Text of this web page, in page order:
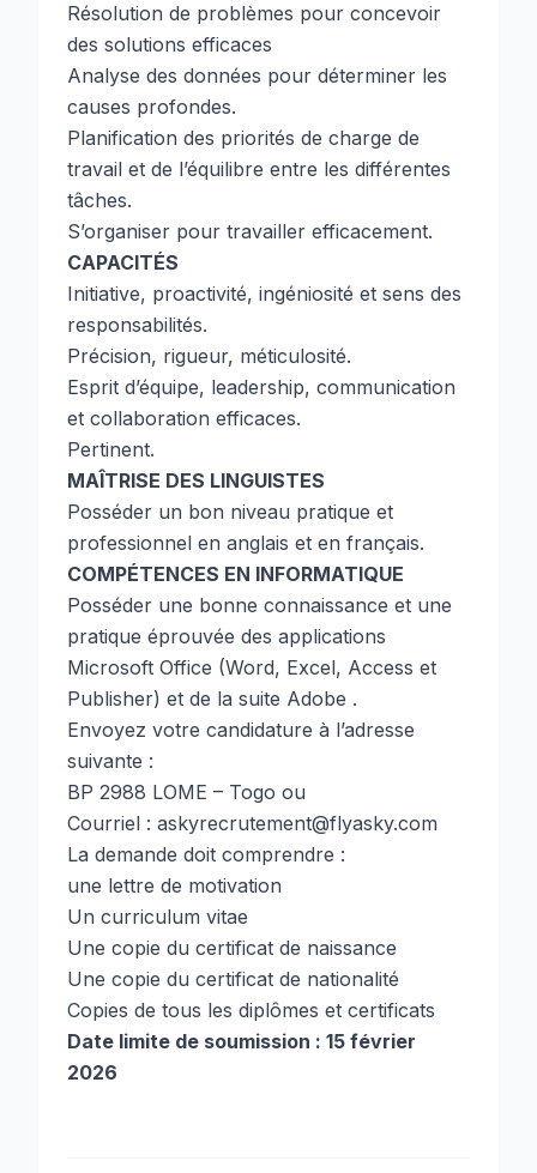
Résolution de problèmes pour concevoir
des solutions efficaces
Analyse des données pour déterminer les
causes profondes.
Planification des priorités de charge de
travail et de l’équilibre entre les différentes
tâches.
S’organiser pour travailler efficacement.
CAPACITÉS
Initiative, proactivité, ingéniosité et sens des
responsabilités.
Précision, rigueur, méticulosité.
Esprit d’équipe, leadership, communication
et collaboration efficaces.
Pertinent.
MAÎTRISE DES LINGUISTES
Posséder un bon niveau pratique et
professionnel en anglais et en français.
COMPÉTENCES EN INFORMATIQUE
Posséder une bonne connaissance et une
pratique éprouvée des applications
Microsoft Office (Word, Excel, Access et
Publisher) et de la suite Adobe .
Envoyez votre candidature à l’adresse
suivante :
BP 2988 LOME – Togo ou
Courriel : askyrecrutement@flyasky.com
La demande doit comprendre :
une lettre de motivation
Un curriculum vitae
Une copie du certificat de naissance
Une copie du certificat de nationalité
Copies de tous les diplômes et certificats
Date limite de soumission : 15 février
2026